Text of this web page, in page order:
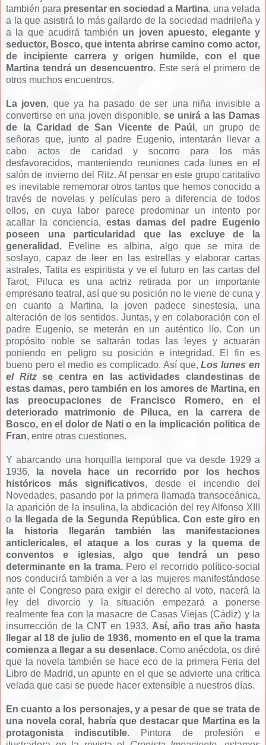
también para presentar en sociedad a Martina, una velada
a la que asistirá lo más gallardo de la sociedad madrileña y
a la que acudirá también un joven apuesto, elegante y
seductor, Bosco, que intenta abrirse camino como actor,
de incipiente carrera y origen humilde, con el que
Martina tendrá un desencuentro. Este será el primero de
otros muchos encuentros.
La joven, que ya ha pasado de ser una niña invisible a
convertirse en una joven disponible,se unirá a las Damas
de la Caridad de San Vicente de Paúl , un grupo de
señoras que, junto al padre Eugenio, intentarán llevar a
cabo actos de caridad y socorro para los más
desfavorecidos, manteniendo reuniones cada lunes en el
salón de invierno del Ritz. Al pensar en este grupo caritativo
es inevitable rememorar otros tantos que hemos conocido a
través de novelas y películas pero a diferencia de todos
ellos, en cuya labor parece predominar un intento por
acallar la conciencia, estas damas del padre Eugenio
poseen una particularidad que las excluye de la
generalidad. Eveline es albina, algo que se mira de
soslayo, capaz de leer en las estrellas y elaborar cartas
astrales, Tatita es espiritista y ve el futuro en las cartas del
Tarot, Piluca es una actriz retirada por un importante
empresario teatral, así que su posición no le viene de cuna y
en cuanto a Martina, la joven padece sinestesia, una
alteración de los sentidos. Juntas, y en colaboración con el
padre Eugenio, se meterán en un auténtico lío. Con un
propósito noble se saltarán todas las leyes y actuarán
poniendo en peligro su posición e integridad. El fin es
bueno pero el medio es complicado. Así que,Los lunes en
el Ritzse centra en las actividades clandestinas de
estas damas, pero también en los amores de Martina, en
las preocupaciones de Francisco Romero, en el
deteriorado matrimonio de Piluca, en la carrera de
Bosco, en el dolor de Nati o en la implicación política de
Fran, entre otras cuestiones.
Y abarcando una horquilla temporal que va desde 1929 a
1936,
la novela hace un recorrido por los hechos
históricos más significativos, desde el incendio del
Novedades, pasando por la primera llamada transoceánica,
la aparición de la insulina, la abdicación del rey Alfonso XIII
o la llegada de la Segunda República. Con este giro en
la historia llegarán también las manifestaciones
anticlericales, el ataque a los curas y la quema de
conventos e iglesias, algo que tendrá un peso
determinante en la trama.Pero el recorrido político-social
nos conducirá también a ver a las mujeres manifestándose
ante el Congreso para exigir el derecho al voto, nacerá la
ley del divorcio y la situación empezará a ponerse
realmente fea con la masacre de Casas Viejas (Cádiz) y la
insurrección de la CNT en 1933. Así, año tras año hasta
llegar al 18 de julio de 1936, momento en el que la trama
comienza a llegar a su desenlace. Como anécdota, os diré
que la novela también se hace eco de la primera Feria del
Libro de Madrid, un apunte en el que se advierte una crítica
velada que casi se puede hacer extensible a nuestros días.
En cuanto a los personajes, y a pesar de que se trata de
una novela coral, habría que destacar que Martina es la
protagonista indiscutible.
Pintora de profesión e